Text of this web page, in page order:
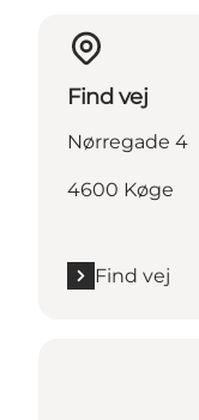
Find vej
Nørregade 4
4600 Køge
Find vej